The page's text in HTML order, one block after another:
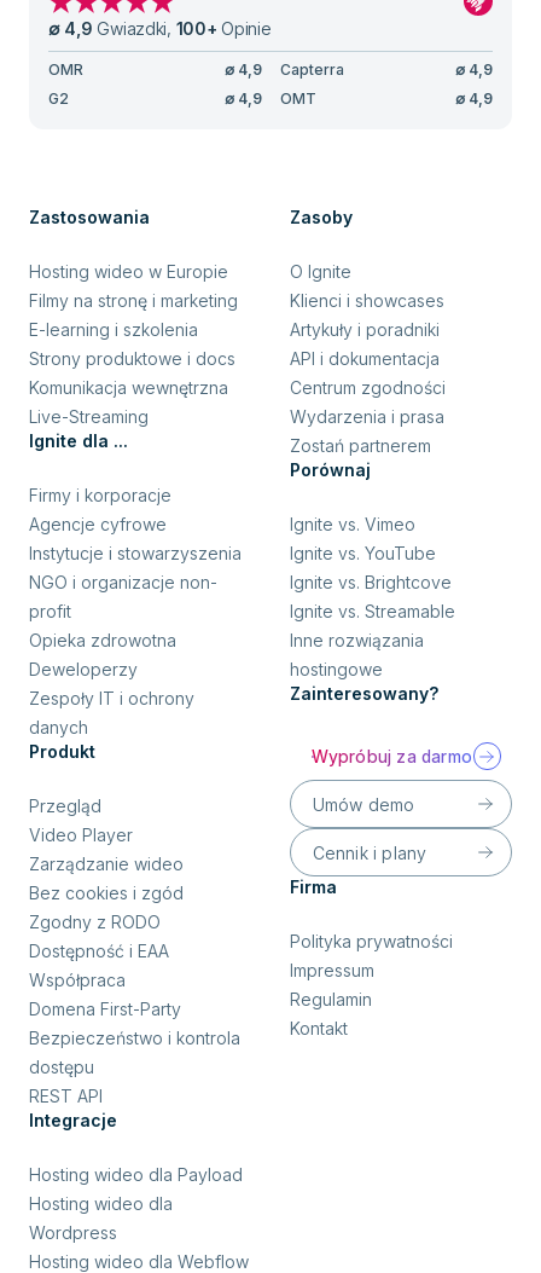
∅ 4,9 Gwiazdki, 100+ Opinie
OMR ∅ 4,9 Capterra ∅ 4,9
G2
∅ 4,9 OMT ∅ 4,9
Zastosowania
Hosting wideo w Europie
Filmy na stronę i marketing
E-learning i szkolenia
Strony produktowe i docs
Komunikacja wewnętrzna
Live-Streaming
Ignite dla ...
Firmy i korporacje
Agencje cyfrowe
Instytucje i stowarzyszenia
NGO i organizacje non-
profit
Opieka zdrowotna
Deweloperzy
Zespoły IT i ochrony
danych
Produkt
Przegląd
Video Player
Zarządzanie wideo
Bez cookies i zgód
Zgodny z RODO
Dostępność i EAA
Współpraca
Domena First-Party
Bezpieczeństwo i kontrola
dostępu
REST API
Integracje
Hosting wideo dla Payload
Hosting wideo dla
Wordpress
Hosting wideo dla Webflow
Zasoby
O Ignite
Klienci i showcases
Artykuły i poradniki
API i dokumentacja
Centrum zgodności
Wydarzenia i prasa
Zostań partnerem
Porównaj
Ignite vs. Vimeo
Ignite vs. YouTube
Ignite vs. Brightcove
Ignite vs. Streamable
Inne rozwiązania
hostingowe
Zainteresowany?
Wypróbuj za darmo
Umów demo
Cennik i plany
Firma
Polityka prywatności
Impressum
Regulamin
Kontakt